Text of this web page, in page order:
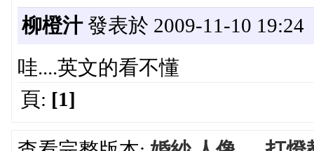
柳橙汁發表於 2009-11-10 19:24
哇....英文的看不懂
頁: [1]